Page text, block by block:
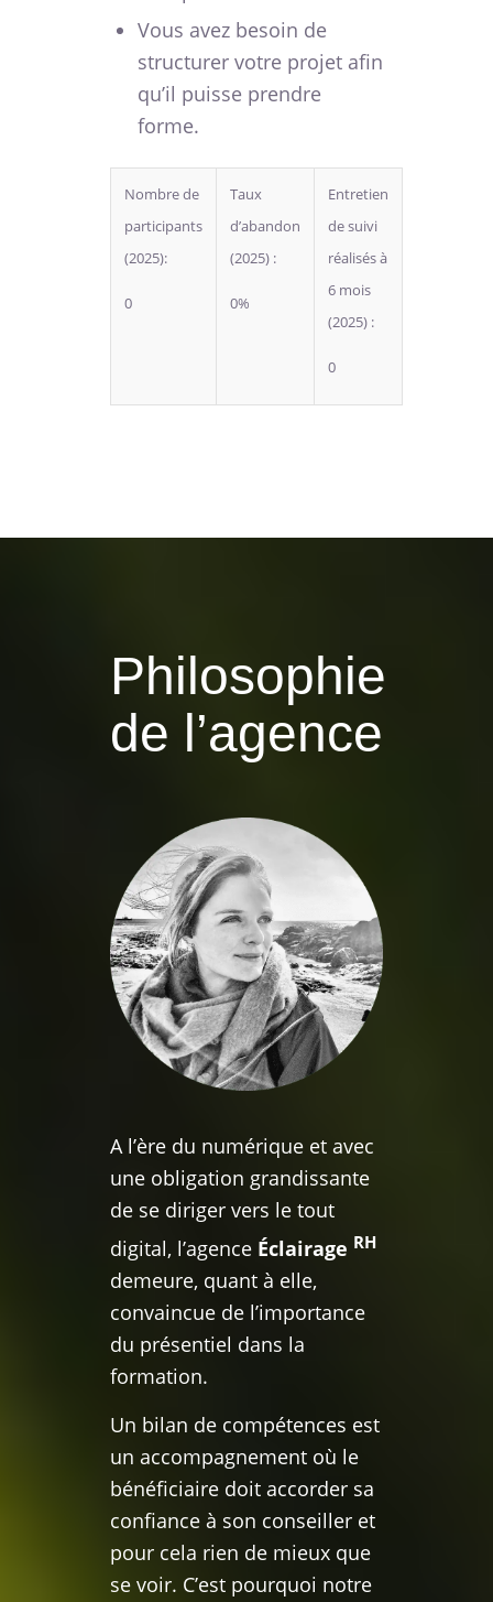
Vous avez besoin de
structurer votre projet afin
qu’il puisse prendre
forme.
Nombre de
participants
(2025):
0
Taux
d’abandon
(2025) :
0%
Entretien
de suivi
réalisés à
6 mois
(2025) :
0
Philosophie
de l’agence
A l’ère du numérique et avec
une obligation grandissante
de se diriger vers le tout
digital, l’agence Éclairage RH
demeure, quant à elle,
convaincue de l’importance
du présentiel dans la
formation.
Un bilan de compétences est
un accompagnement où le
bénéficiaire doit accorder sa
confiance à son conseiller et
pour cela rien de mieux que
se voir. C’est pourquoi notre